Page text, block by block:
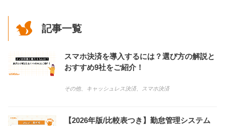
記事一覧
スマホ決済を導入するには？選び方の解説と
おすすめ9社をご紹介！
その他、 キャッシュレス決済、 スマホ決済
【2026年版/比較表つき】勤怠管理システム